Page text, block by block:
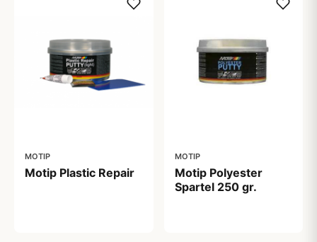
MOTIP
Motip Plastic Repair
MOTIP
Motip Polyester
Spartel 250 gr.